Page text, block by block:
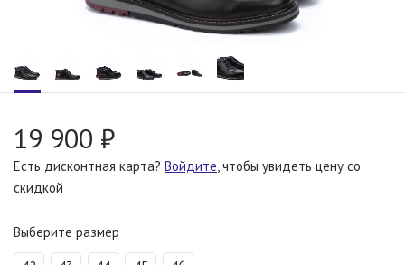
19 900 ₽
Есть дисконтная карта? Войдите, чтобы увидеть цену со
скидкой
Выберите размер